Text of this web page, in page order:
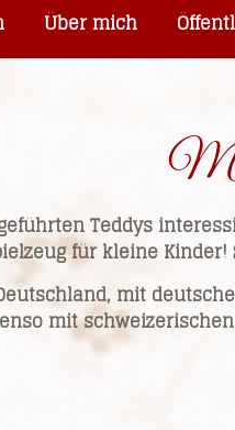
Über mich
Teddys
für kleine
mit
mit